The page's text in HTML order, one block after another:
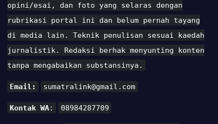
opini/esai, dan foto yang selaras dengan
rubrikasi portal ini dan belum pernah tayang
di media lain. Teknik penulisan sesuai kaedah
jurnalistik. Redaksi berhak menyunting konten
tanpa mengabaikan substansinya.
Email: sumatralink@gmail.com
Kontak WA: 08984287709